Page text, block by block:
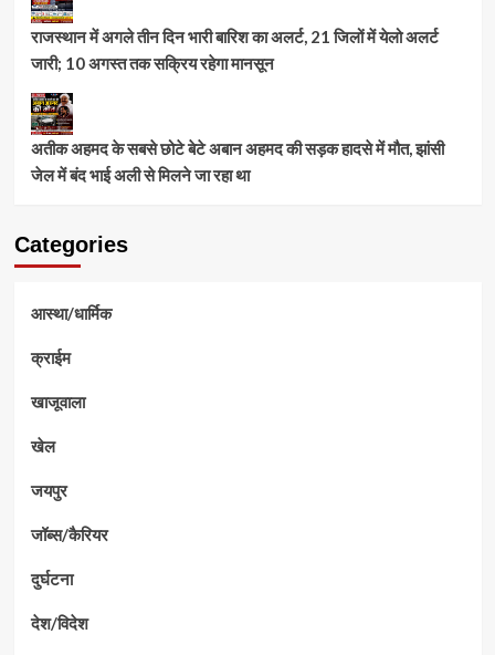
राजस्थान में अगले तीन दिन भारी बारिश का अलर्ट, 21 जिलों में येलो अलर्ट
जारी; 10 अगस्त तक सक्रिय रहेगा मानसून
अतीक अहमद के सबसे छोटे बेटे अबान अहमद की सड़क हादसे में मौत, झांसी
जेल में बंद भाई अली से मिलने जा रहा था
Categories
आस्था/धार्मिक
क्राईम
खाजूवाला
खेल
जयपुर
जॉब्स/कैरियर
दुर्घटना
देश/विदेश